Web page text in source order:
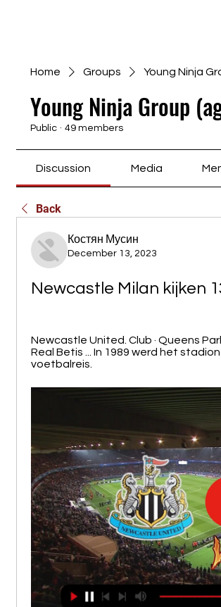
Home Groups Young Ninja
Young Ninja Group
Public · 49 members
Discussion Media
Back
Костян Мусин
December 13, 2023
Newcastle Milan kijken
Newcastle United. Club · Queens
Real Betis ... In 1989 werd het
voetbalreis.